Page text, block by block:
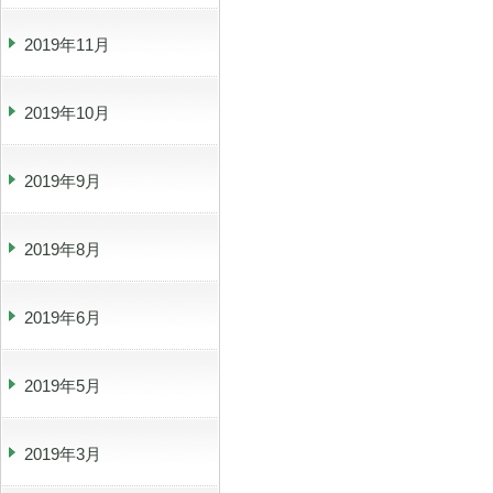
2019年11月
2019年10月
2019年9月
2019年8月
2019年6月
2019年5月
2019年3月